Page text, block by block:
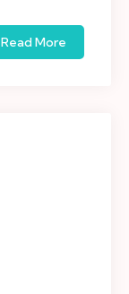
Read More